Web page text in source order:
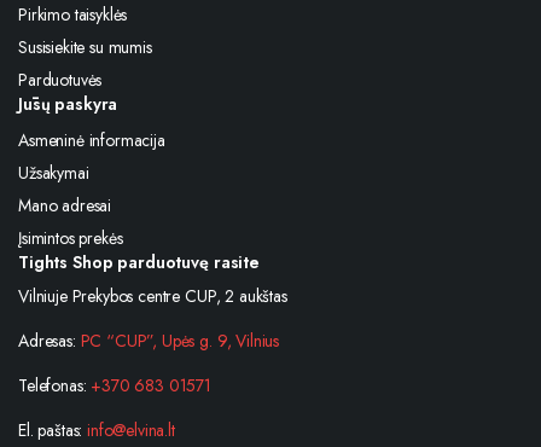
Pirkimo taisyklės
Susisiekite su mumis
Parduotuvės
Jūsų paskyra
Asmeninė informacija
Užsakymai
Mano adresai
Įsimintos prekės
Tights Shop parduotuvę rasite
Vilniuje Prekybos centre CUP, 2 aukštas
Adresas: PC “CUP”, Upės g. 9, Vilnius
Telefonas: +370 683 01571
El. paštas:info@elvina.lt